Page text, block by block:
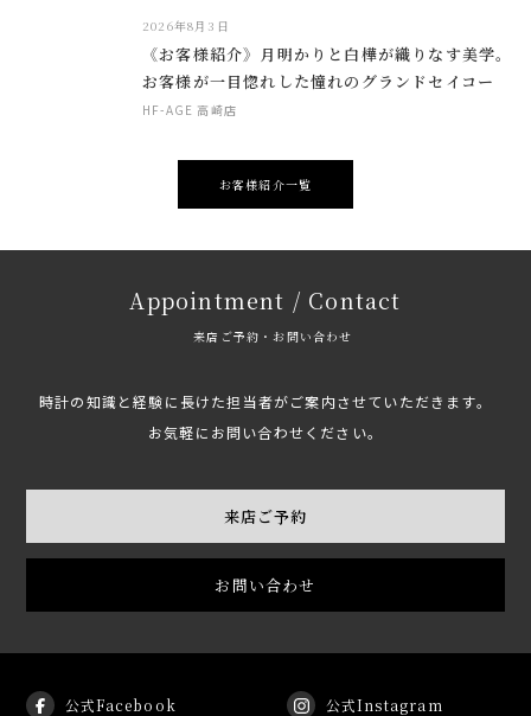
2026年8月3日
《お客様紹介》月明かりと白樺が織りなす美学。
お客様が一目惚れした憧れのグランドセイコー
HF-AGE 高崎店
お客様紹介一覧
Appointment / Contact
来店ご予約・お問い合わせ
時計の知識と経験に長けた担当者がご案内させていただきます。
お気軽にお問い合わせください。
来店ご予約
お問い合わせ
公式Facebook 公式Instagram